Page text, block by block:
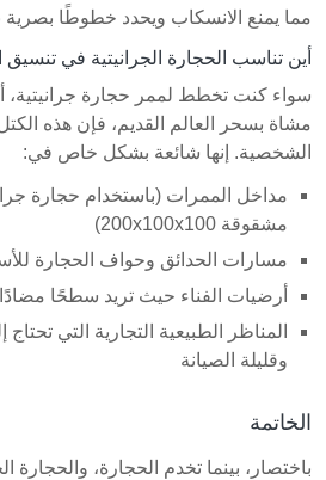
مما يمنع الانسكاب ويحدد خطوطًا بصرية
أين تناسب الحجارة الجرانيتية في تنسيق
سواء كنت تخطط لممر حجارة جرانيتية،
مشاة بسحر العالم القديم، فإن هذه
الشخصية. إنها شائعة بشكل خاص في:
مداخل الممرات (باستخدام حجارة
مشقوقة 200x100x100)
مسارات الحدائق وحواف الحجارة
أرضيات الفناء حيث تريد سطحًا مضادًا
المناظر الطبيعية التجارية التي
وقليلة الصيانة
الخاتمة
باختصار، بينما تخدم الحجارة، والحجارة